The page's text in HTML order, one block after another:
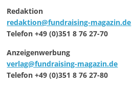
Redaktion
redaktion@fundraising-magazin.de
Telefon +49 (0)351 8 76 27-70
Anzeigenwerbung
verlag@fundraising-magazin.de
Telefon +49 (0)351 8 76 27-80